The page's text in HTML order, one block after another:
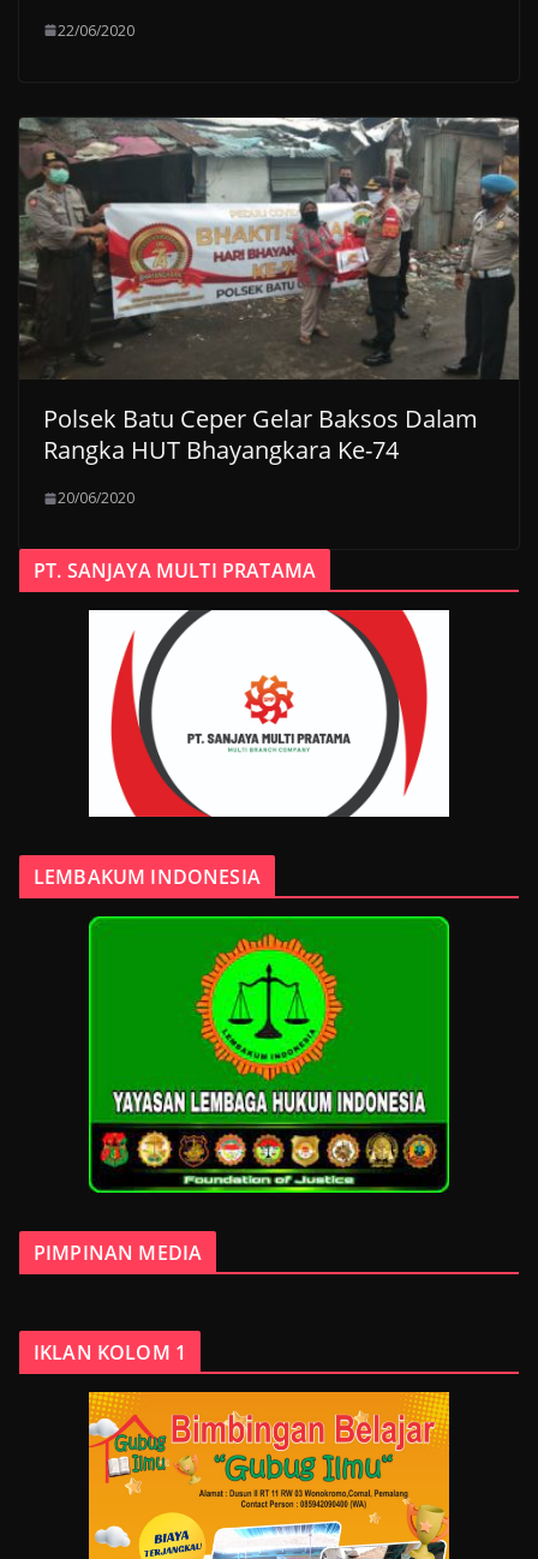
22/06/2020
Polsek Batu Ceper Gelar Baksos Dalam
Rangka HUT Bhayangkara Ke-74
20/06/2020
PT. SANJAYA MULTI PRATAMA
LEMBAKUM INDONESIA
PIMPINAN MEDIA
IKLAN KOLOM 1